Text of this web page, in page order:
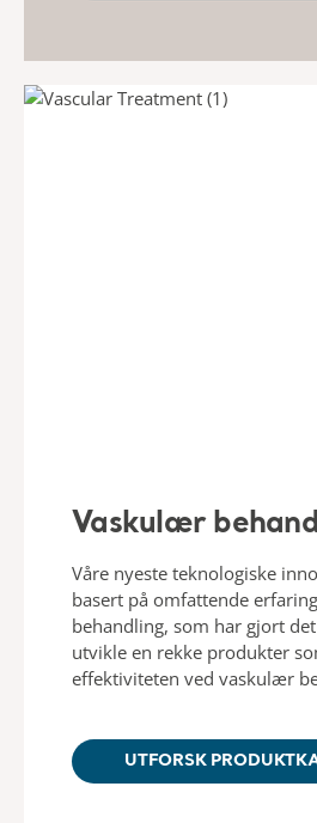
Vaskulær
Våre nyeste teknologiske
basert på omfattende
behandling, som har gjort
utvikle en rekke produkter
effektiviteten ved vaskulær
UTFORSK